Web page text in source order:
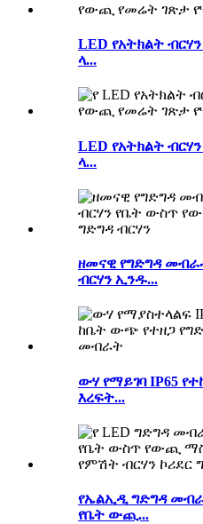
LED የአትክልት
ላ...
LED የአትክልት
ላ...
ዘመናዊ የግድግዳ
ብርሃን ኢንዱ...
ውሃ የማይገባ IP65
እረፍት...
የኤልኢዲ ግድግዳ
የቤት ውጪ...